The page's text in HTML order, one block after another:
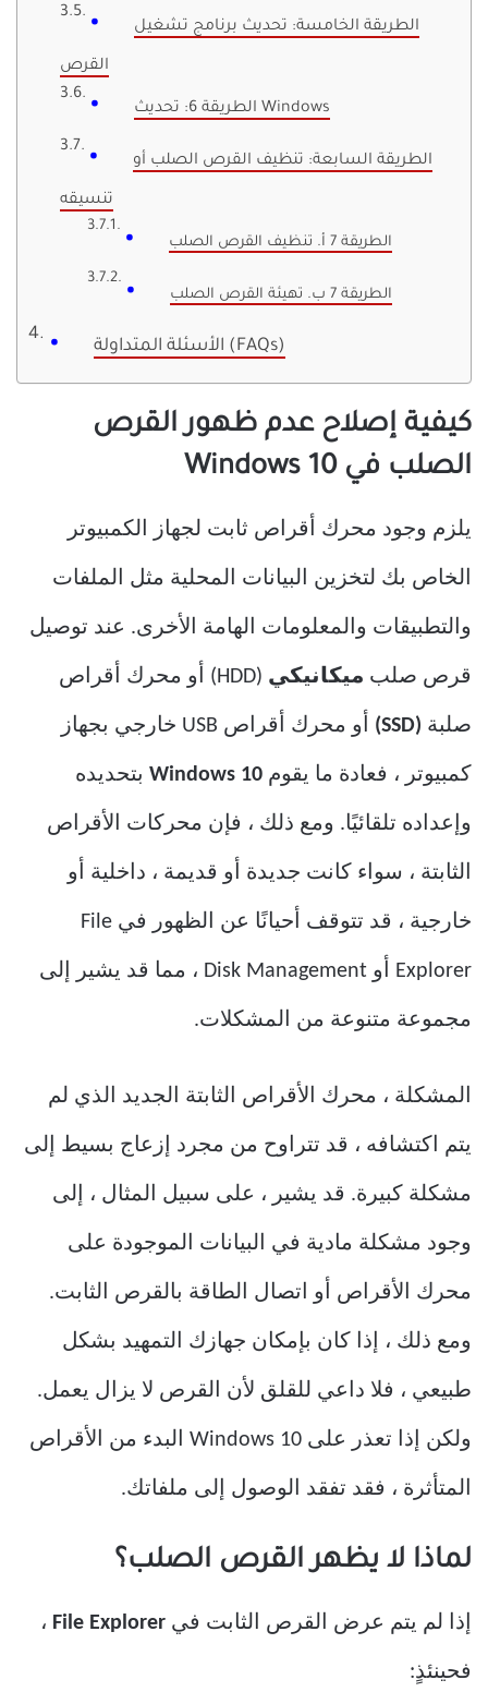
الطريقة الخامسة: تحديث برنامج تشغيل
القرص
الطريقة 6: تحديث Windows
الطريقة السابعة: تنظيف القرص الصلب أو
تنسيقه
الطريقة 7 أ. تنظيف القرص الصلب
الطريقة 7 ب. تهيئة القرص الصلب
الأسئلة المتداولة (FAQs)
كيفية إصلاح عدم ظهور القرص
الصلب في Windows 10
يلزم وجود محرك أقراص ثابت لجهاز الكمبيوتر
الخاص بك لتخزين البيانات المحلية مثل الملفات
والتطبيقات والمعلومات الهامة الأخرى. عند توصيل
قرص صلب ميكانيكي (HDD) أو محرك أقراص
صلبة (SSD) أو محرك أقراص USB خارجي بجهاز
كمبيوتر ، فعادة ما يقوم بتحديده
وإعداده تلقائيًا. ومع ذلك ، فإن محركات الأقراص
الثابتة ، سواء كانت جديدة أو قديمة ، داخلية أو
خارجية ، قد تتوقف أحيانًا عن الظهور في File
Explorer أو Disk Management ، مما قد يشير إلى
مجموعة متنوعة من المشكلات.
المشكلة ، محرك الأقراص الثابتة الجديد الذي لم
يتم اكتشافه ، قد تتراوح من مجرد إزعاج بسيط إلى
مشكلة كبيرة. قد يشير ، على سبيل المثال ، إلى
وجود مشكلة مادية في البيانات الموجودة على
محرك الأقراص أو اتصال الطاقة بالقرص الثابت.
ومع ذلك ، إذا كان بإمكان جهازك التمهيد بشكل
طبيعي ، فلا داعي للقلق لأن القرص لا يزال يعمل.
ولكن إذا تعذر على Windows 10 البدء من الأقراص
المتأثرة ، فقد تفقد الوصول إلى ملفاتك.
لماذا لا يظهر القرص الصلب؟
إذا لم يتم عرض القرص الثابت في ،
فحينئذٍ: